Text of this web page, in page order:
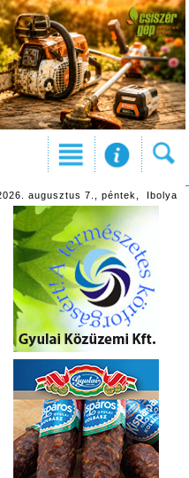
augusztus 7., péntek, Ibolya